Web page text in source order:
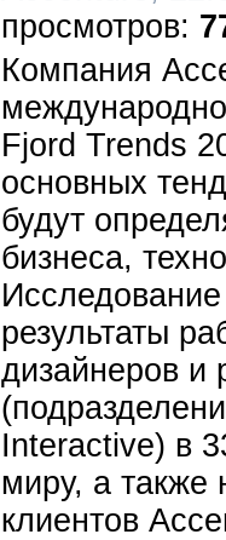
Компания
Fjord Trends
основных
будут
бизнеса,
результаты
дизайнеров и
Interactive) в
миру, а также
клиентов